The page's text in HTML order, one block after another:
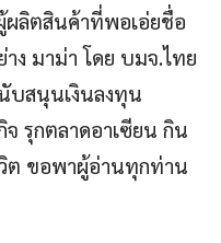
ผลิตสินค้าที่พอเอ่ยชื่อ
ง มาม่า โดย บมจ.ไทย
บสนุนเงินลงทุน
รุกตลาดอาเซียน กิน
ต ขอพาผู้อ่านทุกท่าน